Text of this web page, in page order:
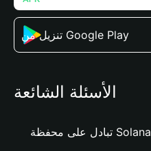
تنزيل من Google Play
الأسئلة الشائعة
تبادل على محفظة Solana